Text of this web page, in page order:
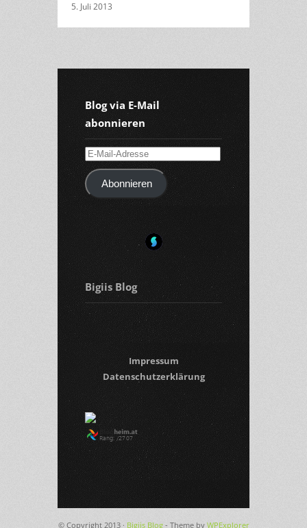
5. Juli 2013
Blog via E-Mail
abonnieren
E-
Mail-
AdresseAbonnieren
Bigiis Blog
Impressum
Datenschutzerklärung
© Copyright 2013 · Bigiis Blog- Theme by WPExplorer